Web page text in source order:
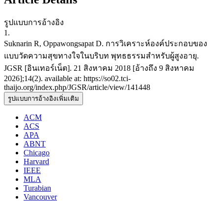
รูปแบบการอ้างอิง
1.
Suknarin R, Oppawongsapat D. การวิเคราะห์องค์ประกอบของ
แบบวัดความสุขทางใจในบริบท พุทธธรรมสำหรับผู้สูงอายุ.
JGSR [อินเทอร์เน็ต]. 21 สิงหาคม 2018 [อ้างถึง 9 สิงหาคม
2026];14(2). available at: https://so02.tci-
thaijo.org/index.php/JGSR/article/view/141448
รูปแบบการอ้างอิงเพิ่มเติม
ACM
ACS
APA
ABNT
Chicago
Harvard
IEEE
MLA
Turabian
Vancouver